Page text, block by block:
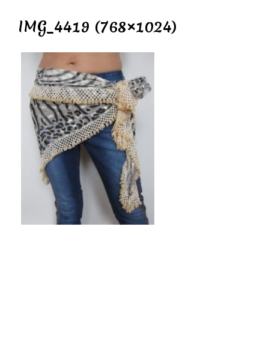
IMG_4419 (768×1024)